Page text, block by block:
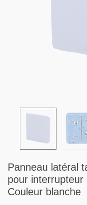
Panneau latéral
pour interrupteur
Couleur blanche